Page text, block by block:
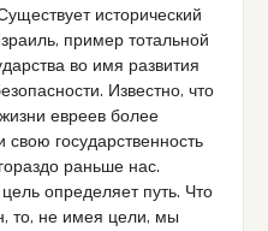
исторический
пример тотальной
во имя развития
Известно, что
евреев более
государственность
раньше нас.
определяет путь. Что
то, не имея цели, мы